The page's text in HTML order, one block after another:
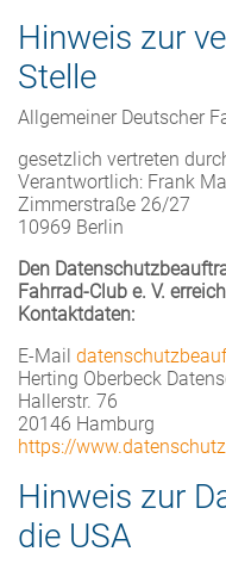
Hinweis zur
Stelle
Allgemeiner Deutscher
gesetzlich vertreten
Verantwortlich: Frank
Zimmerstraße 26/27
10969 Berlin
Den
Fahrrad-Club e. V.
Kontaktdaten:
E-Mail
Herting Oberbeck
Hallerstr. 76
20146 Hamburg
https://
Hinweis zur
die USA